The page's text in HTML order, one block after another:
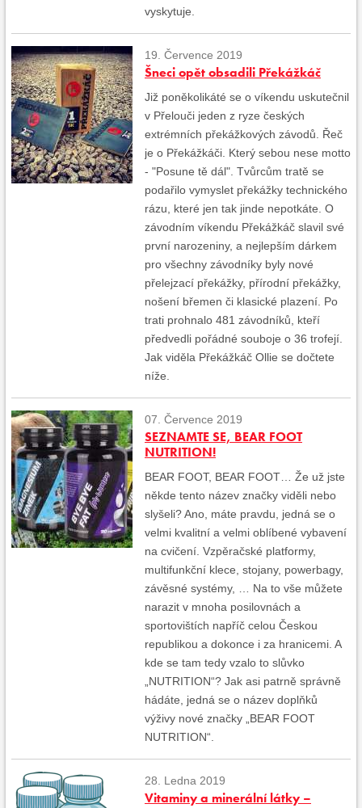
vyskytuje.
19. Července 2019
Šneci opět obsadili Překážkáč
Již poněkolikáté se o víkendu uskutečnil
v Přelouči jeden z ryze českých
extrémních překážkových závodů. Řeč
je o Překážkáči. Který sebou nese motto
- "Posune tě dál". Tvůrcům tratě se
podařilo vymyslet překážky technického
rázu, které jen tak jinde nepotkáte. O
závodním víkendu Překážkáč slavil své
první narozeniny, a nejlepším dárkem
pro všechny závodníky byly nové
přelejzací překážky, přírodní překážky,
nošení břemen či klasické plazení. Po
trati prohnalo 481 závodníků, kteří
předvedli pořádné souboje o 36 trofejí.
Jak viděla Překážkáč Ollie se dočtete
níže.
07. Července 2019
SEZNAMTE SE, BEAR FOOT
NUTRITION!
BEAR FOOT, BEAR FOOT… Že už jste
někde tento název značky viděli nebo
slyšeli? Ano, máte pravdu, jedná se o
velmi kvalitní a velmi oblíbené vybavení
na cvičení. Vzpěračské platformy,
multifunkční klece, stojany, powerbagy,
závěsné systémy, … Na to vše můžete
narazit v mnoha posilovnách a
sportovištích napříč celou Českou
republikou a dokonce i za hranicemi. A
kde se tam tedy vzalo to slůvko
„NUTRITION“? Jak asi patrně správně
hádáte, jedná se o název doplňků
výživy nové značky „BEAR FOOT
NUTRITION“.
28. Ledna 2019
Vitaminy a minerální látky –